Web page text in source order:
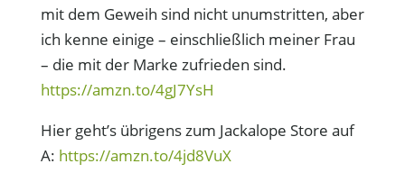
mit dem Geweih sind nicht unumstritten, aber
ich kenne einige – einschließlich meiner Frau
– die mit der Marke zufrieden sind.
https://amzn.to/4gJ7YsH
Hier geht’s übrigens zum Jackalope Store auf
A: https://amzn.to/4jd8VuX